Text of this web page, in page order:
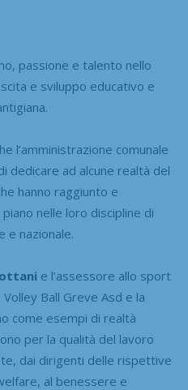
passione e talento nello
e sviluppo educativo e
l’amministrazione comunale
dedicare ad alcune realtà del
hanno raggiunto e
nelle loro discipline di
e nazionale.
e l’assessore allo sport
Volley Ball Greve Asd e la
come esempi di realtà
per la qualità del lavoro
dai dirigenti delle rispettive
al benessere e